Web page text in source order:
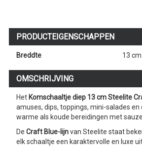
PRODUCTEIGENSCHAPPEN
Breddte 13 cm
OMSCHRIJVING
Het Komschaaltje diep 13 cm Steelite
amuses, dips, toppings, mini-salades
warme als koude bereidingen met
De Craft Blue-lijnvan Steelite staat
elk schaaltje een karaktervolle en luxe